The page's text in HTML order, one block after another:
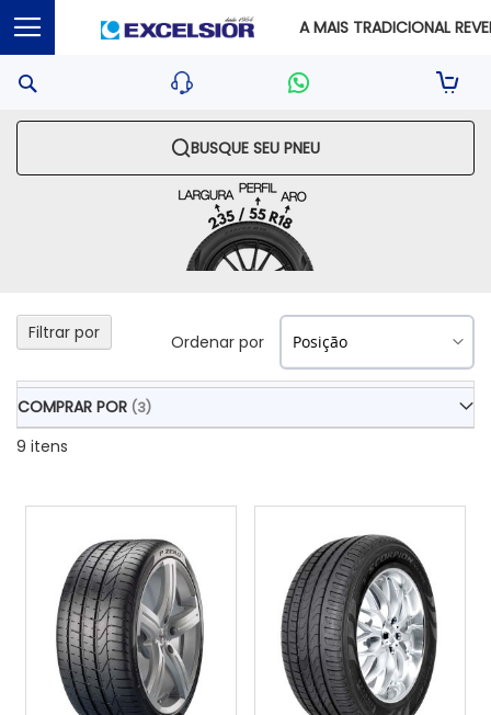
A MAIS TRADICIONAL
Sua
BUSQUE SEU PNEU
9 itens
Ordenar por
Filtrar por
COMPRAR POR